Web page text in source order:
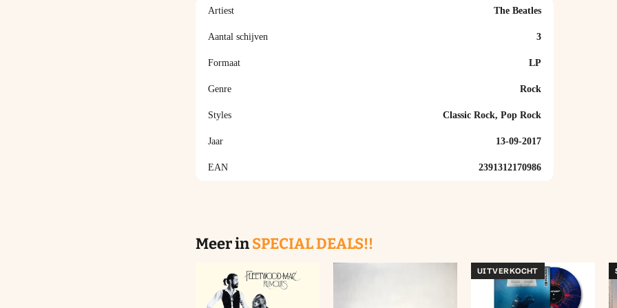
Artiest The Beatles
Aantal schijven 3
Formaat LP
Genre Rock
Styles Classic Rock, Pop Rock
Jaar 13-09-2017
EAN 2391312170986
Meer inSPECIAL DEALS!!
UITVERKOCHT